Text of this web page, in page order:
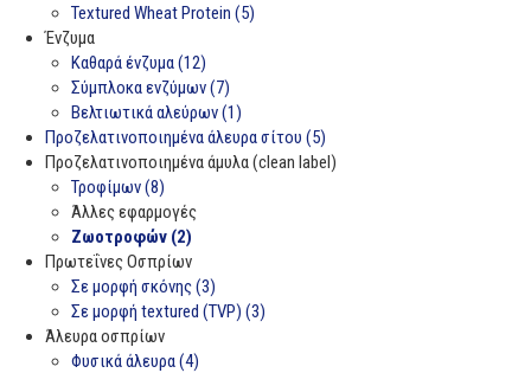
Textured Wheat Protein (5)
Ένζυμα
Καθαρά ένζυμα (12)
Σύμπλοκα ενζύμων (7)
Βελτιωτικά αλεύρων (1)
Προζελατινοποιημένα άλευρα σίτου (5)
Προζελατινοποιημένα άμυλα (clean label)
Τροφίμων (8)
Άλλες εφαρμογές
Ζωοτροφών (2)
Πρωτεΐνες Οσπρίων
Σε μορφή σκόνης (3)
Σε μορφή textured (TVP) (3)
Άλευρα οσπρίων
Φυσικά άλευρα (4)